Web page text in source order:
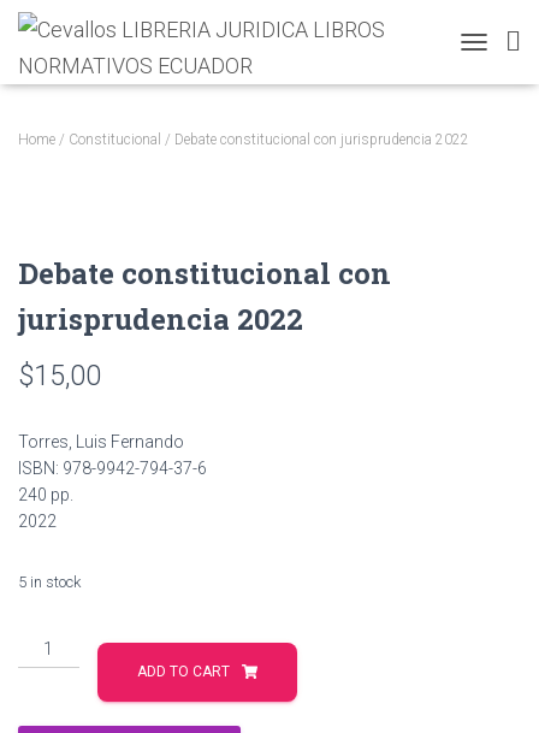
O
Home / Constitucional / Debate constitucional con jurisprudencia 2022
Debate constitucional con
jurisprudencia 2022
$15,00
Torres, Luis Fernando
ISBN: 978-9942-794-37-6
240 pp.
2022
5 in stock
Debate
constitucional
jurisprudencia
ADD TO CART